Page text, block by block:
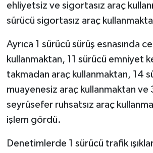
ehliyetsiz ve sigortasız araç
sürücü sigortasız araç
Ayrıca 1 sürücü sürüş esnasında
kullanmaktan, 11 sürücü emniyet
takmadan araç kullanmaktan, 14
muayenesiz araç kullanmaktan ve
seyrüsefer ruhsatsız araç
işlem gördü.
Denetimlerde 1 sürücü trafik